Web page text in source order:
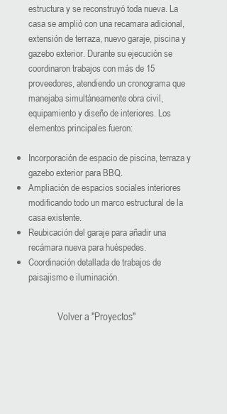
estructura y se reconstruyó toda nueva. La
casa se amplió con una recamara adicional,
extensión de terraza, nuevo garaje, piscina y
gazebo exterior. Durante su ejecución se
coordinaron trabajos con más de 15
proveedores, atendiendo un cronograma que
manejaba simultáneamente obra civil,
equipamiento y diseño de interiores. Los
elementos principales fueron:
Incorporación de espacio de piscina, terraza y
gazebo exterior para BBQ.
Ampliación de espacios sociales interiores
modificando todo un marco estructural de la
casa existente.
Reubicación del garaje para añadir una
recámara nueva para huéspedes.
Coordinación detallada de trabajos de
paisajismo e iluminación.
Volver a "Proyectos"